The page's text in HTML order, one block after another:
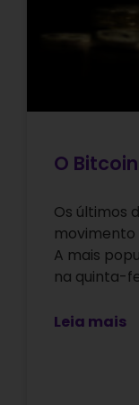
O
Os últimos
movimento
A mais
na quinta-
Leia mais